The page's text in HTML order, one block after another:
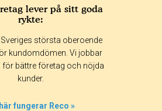
lever på sitt goda
rykte:
största oberoende
kundomdömen. Vi jobbar
för bättre företag och nöjda
kunder.
fungerar Reco »